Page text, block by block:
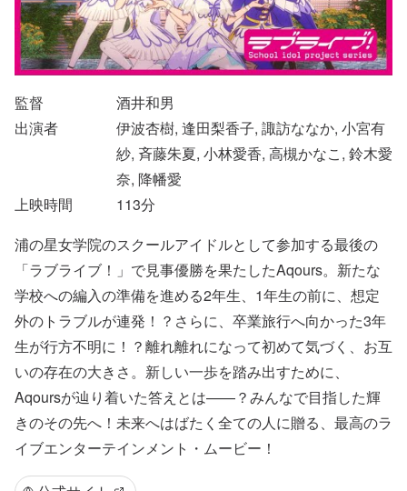
監督
酒井和男
出演者
伊波杏樹, 逢田梨香子, 諏訪ななか, 小宮有
紗, 斉藤朱夏, 小林愛香, 高槻かなこ, 鈴木愛
奈, 降幡愛
上映時間
113分
浦の星女学院のスクールアイドルとして参加する最後の
「ラブライブ！」で見事優勝を果たしたAqours。新たな
学校への編入の準備を進める2年生、1年生の前に、想定
外のトラブルが連発！？さらに、卒業旅行へ向かった3年
生が行方不明に！？離れ離れになって初めて気づく、お互
いの存在の大きさ。新しい一歩を踏み出すために、
Aqoursが辿り着いた答えとは——？みんなで目指した輝
きのその先へ！未来へはばたく全ての人に贈る、最高のラ
イブエンターテインメント・ムービー！